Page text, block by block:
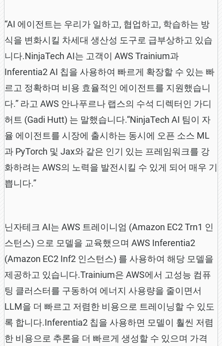
“AI 에이전트는 우리가 일하고, 협업하고, 학습하는 방
식을 변화시킬 차세대 생산성 도구로 급부상하고 있습
니다.NinjaTech AI는 고객이 AWS Trainium과
Inferentia2 AI 칩을 사용하여 빠르게 확장할 수 있는 빠
르고 정확하며 비용 효율적인 에이전트를 지원했습니
다.” 라고 AWS 안나푸르나 랩스의 수석 디렉터인 가디
허트 (Gadi Hutt) 는 말했습니다.“NinjaTech AI 팀이 자
율 에이전트를 시장에 출시하는 동시에 오픈 소스 ML
과 PyTorch 및 Jax와 같은 인기 있는 프레임워크를 강
화하려는 AWS의 노력을 발전시킬 수 있게 되어 매우 기
쁩니다.”
닌자테크 AI는 AWS 트레이니엄 (Amazon EC2 Trn1 인
스턴스) 으로 모델을 교육했으며 AWS Inferentia2
(Amazon EC2 Inf2 인스턴스) 를 사용하여 해당 모델을
제공하고 있습니다.Trainium은 AWS에서 고성능 컴퓨
팅 클러스터를 구동하여 에너지 사용량을 줄이면서
LLM을 더 빠르고 저렴한 비용으로 트레이닝할 수 있도
록 합니다.Inferentia2 칩을 사용하면 모델이 훨씬 저렴
한 비용으로 추론을 더 빠르게 생성할 수 있으며 가격